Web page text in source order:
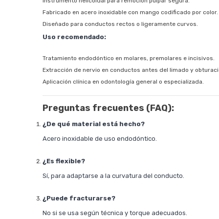
Fabricado en acero inoxidable con mango codificado por color.
Diseñado para conductos rectos o ligeramente curvos.
Uso recomendado:
Tratamiento endodóntico en molares, premolares e incisivos.
Extracción de nervio en conductos antes del limado y
Aplicación clínica en odontología general o especializada.
Preguntas frecuentes (FAQ):
¿De qué material está hecho?
Acero inoxidable de uso endodóntico.
¿Es flexible?
Sí, para adaptarse a la curvatura del conducto.
¿Puede fracturarse?
No si se usa según técnica y torque adecuados.